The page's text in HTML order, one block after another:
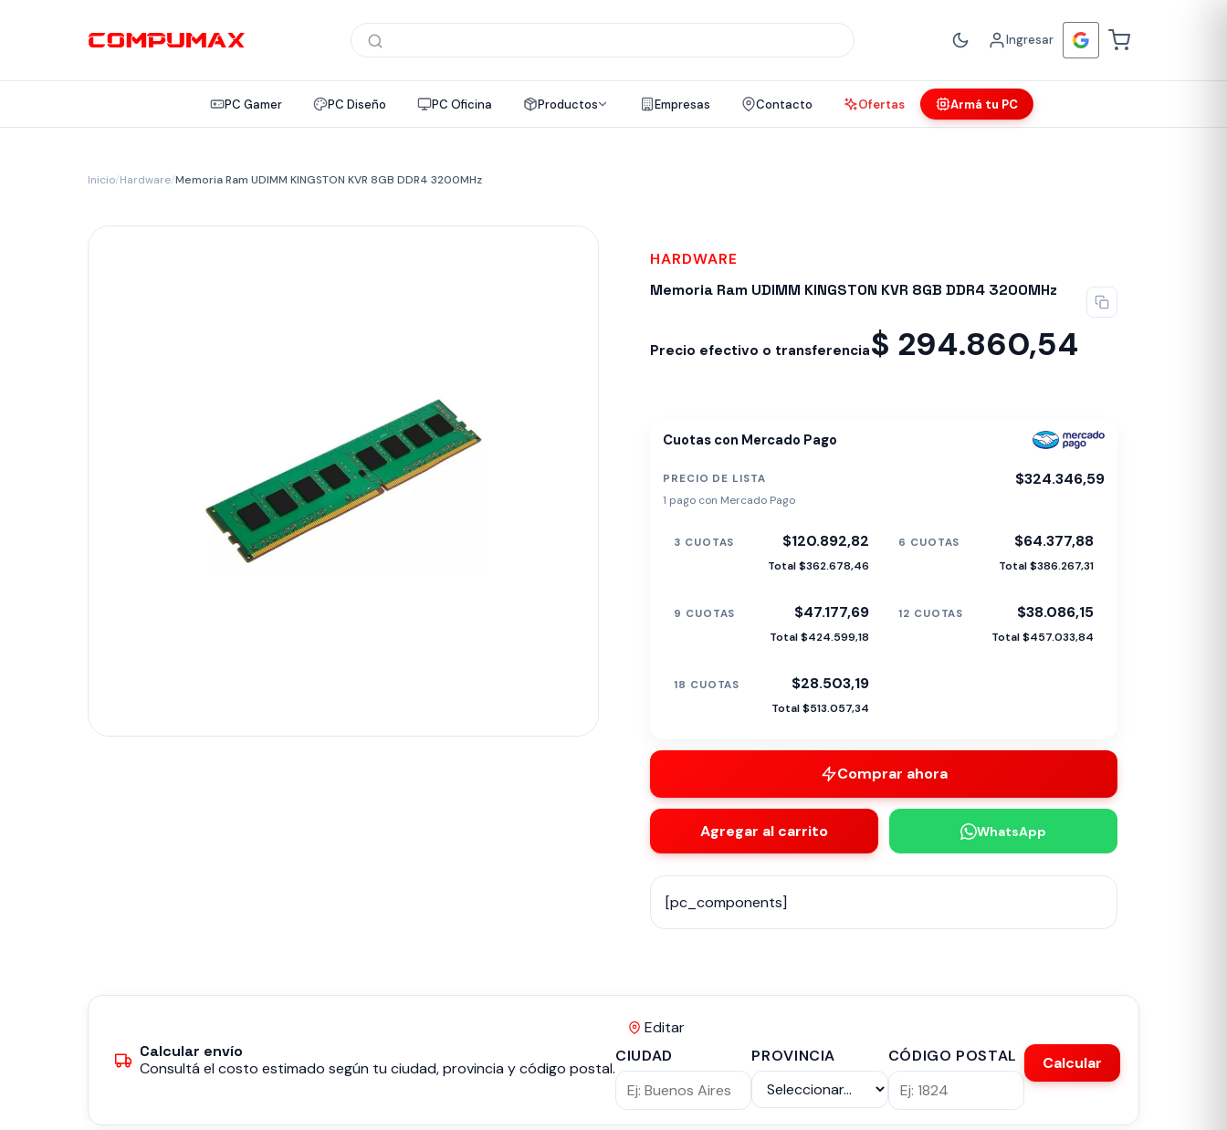
Búsqueda
de
productos
Ingresar
PC Gamer PC Diseño PC Oficina Productos Empresas Contacto Ofertas Armá tu PC
Inicio/Hardware/Memoria Ram UDIMM KINGSTON KVR 8GB DDR4 3200MHz
HARDWARE
Memoria Ram UDIMM KINGSTON KVR 8GB DDR4 3200MHz
Precio efectivo o transferencia$ 294.860,54
Cuotas con Mercado Pago
PRECIO DE LISTA $324.346,59
1 pago con Mercado Pago
3 CUOTAS $120.892,82
Total $362.678,46
6 CUOTAS $64.377,88
Total $386.267,31
9 CUOTAS $47.177,69
Total $424.599,18
12 CUOTAS $38.086,15
Total $457.033,84
18 CUOTAS $28.503,19
Total $513.057,34
Comprar ahora
Agregar al carrito WhatsApp
[pc_components]
Calcular envío
Consultá el costo estimado según tu ciudad, provincia y código postal.
Editar
CIUDAD
PROVINCIA CÓDIGO POSTAL Calcular